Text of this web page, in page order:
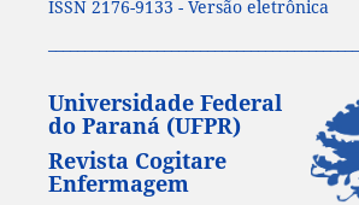
ISSN 2176-9133 - Versão eletrônica
Universidade Federal
do Paraná (UFPR)
Revista Cogitare
Enfermagem